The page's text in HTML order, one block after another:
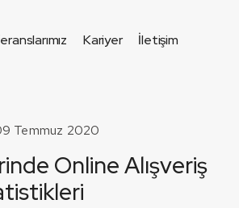
Kariyer İletişim
Temmuz 2020
Online Alışveriş